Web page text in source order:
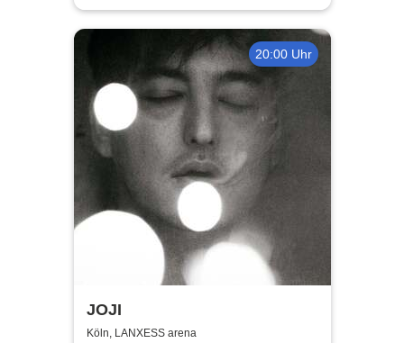
20:00 Uhr
JOJI
Köln, LANXESS arena